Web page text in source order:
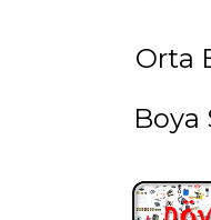
Orta
Boya